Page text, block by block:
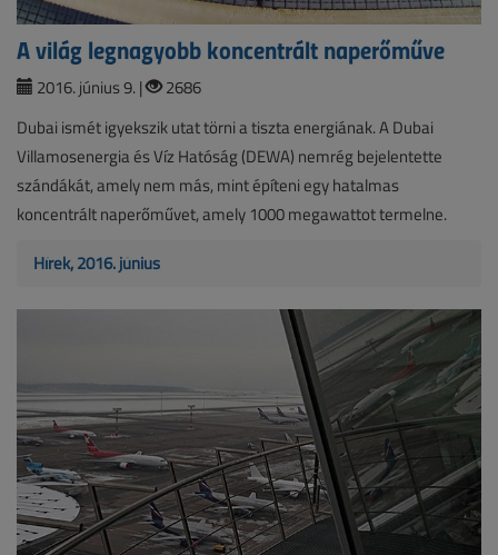
A világ legnagyobb koncentrált naperőműve
2016. június 9. |
2686
Dubai ismét igyekszik utat törni a tiszta energiának. A Dubai
Villamosenergia és Víz Hatóság (DEWA) nemrég bejelentette
szándákát, amely nem más, mint építeni egy hatalmas
koncentrált naperőművet, amely 1000 megawattot termelne.
Hírek, 2016. június